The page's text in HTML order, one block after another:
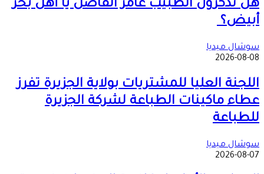
هل تذكرون الطبيب عامر الفاضل يا أهل بحر
أبيض؟
سوشال ميديا
2026-08-08
اللجنة العليا للمشتريات بولاية الجزيرة تفرز
عطاء ماكينات الطباعة لشركة الجزيرة
للطباعة
سوشال ميديا
2026-08-07